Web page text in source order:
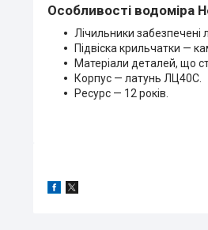
Особливості водоміра
Лічильники забезпечені
Підвіска крильчатки —
Матеріали деталей, що
Корпус — латунь ЛЦ40С.
Ресурс — 12 років.